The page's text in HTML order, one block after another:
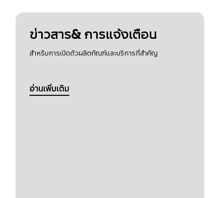
ข่าวสาร& การแจ้งเตือน
สำหรับการเปิดตัวผลิตภัณฑ์และบริการที่สำคัญ
อ่านเพิ่มเติม